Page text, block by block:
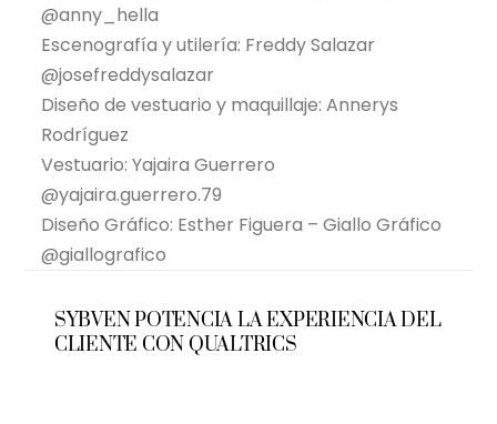
@anny_hella
Escenografía y utilería: Freddy Salazar
@josefreddysalazar
Diseño de vestuario y maquillaje: Annerys
Rodríguez
Vestuario: Yajaira Guerrero
@yajaira.guerrero.79
Diseño Gráfico: Esther Figuera – Giallo Gráfico
@giallografico
SYBVEN POTENCIA LA EXPERIENCIA DEL
CLIENTE CON QUALTRICS